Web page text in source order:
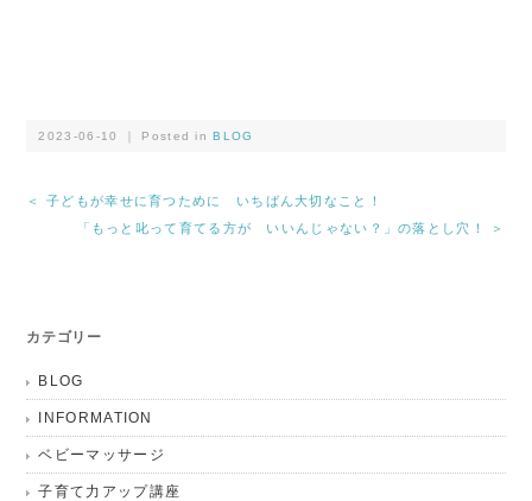
2023-06-10 ｜ Posted inBLOG
＜ 子どもが幸せに育つために いちばん大切なこと！
「もっと叱って育てる方が いいんじゃない？」の落とし穴！ ＞
カテゴリー
BLOG
INFORMATION
ベビーマッサージ
子育て力アップ講座